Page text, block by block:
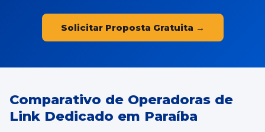
Solicitar Proposta Gratuita →
Comparativo de Operadoras de
Link Dedicado em Paraíba